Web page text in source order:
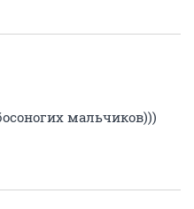
мальчиков)))